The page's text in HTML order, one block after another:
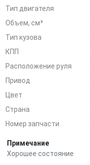
Тип двигателя
Объем, см³
Тип кузова
КПП
Расположение руля
Привод
Цвет
Страна
Номер запчасти
Примечание
Хорошее состояние